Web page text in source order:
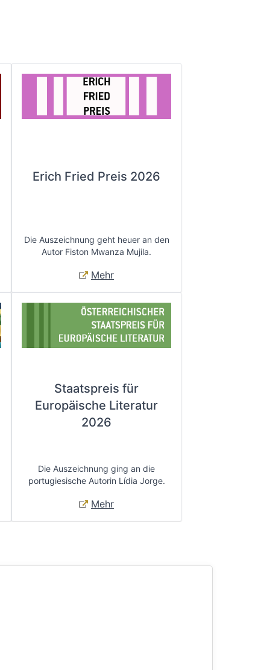
Erich Fried Preis 2026
Die Auszeichnung geht heuer an den
Autor Fiston Mwanza Mujila.
Mehr
Staatspreis für
Europäische Literatur
2026
Die Auszeichnung ging an die
portugiesische Autorin Lídia Jorge.
Mehr